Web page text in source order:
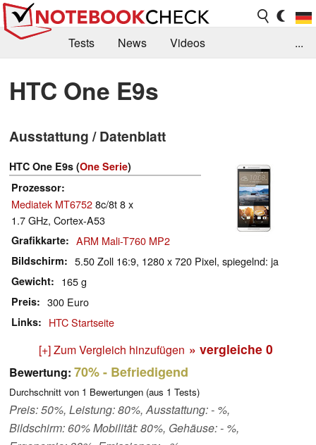
Tests News
Videos
Kaufberatung
Deals
Forum
...
HTC One E9s
Ausstattung / Datenblatt
HTC One E9s (One Serie)
Prozessor
Mediatek MT67528c/8t 8 x
1.7 GHz, Cortex-A53
Grafikkarte ARM Mali-T760 MP2
Bildschirm 5.50 Zoll 16:9, 1280 x 720 Pixel, spiegelnd: ja
Gewicht 165 g
Preis 300 Euro
Links HTC Startseite
[+] Zum Vergleich hinzufügen » vergleiche 0
Bewertung: 70%- Befriedigend
Durchschnitt von 1 Bewertungen (aus 1 Tests)
Preis: 50%, Leistung: 80%, Ausstattung: - %,
Bildschirm: 60% Mobilität: 80%, Gehäuse: - %,